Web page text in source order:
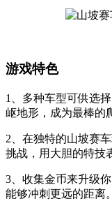
游戏特色
1、多种车型可供选
岖地形，成为最棒的
2、在独特的山坡赛
挑战，用大胆的特技
3、收集金币来升级
能够冲刺更远的距离。